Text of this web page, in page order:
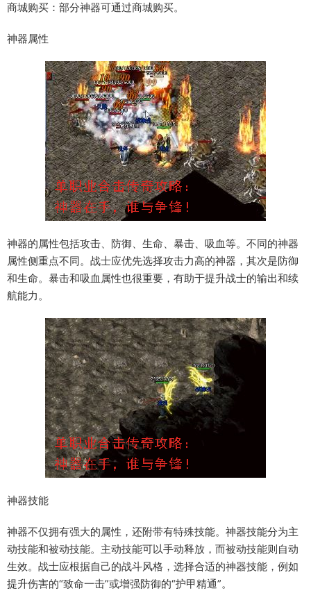
商城购买：部分神器可通过商城购买。
神器属性
神器的属性包括攻击、防御、生命、暴击、吸血等。不同的神器
属性侧重点不同。战士应优先选择攻击力高的神器，其次是防御
和生命。暴击和吸血属性也很重要，有助于提升战士的输出和续
航能力。
神器技能
神器不仅拥有强大的属性，还附带有特殊技能。神器技能分为主
动技能和被动技能。主动技能可以手动释放，而被动技能则自动
生效。战士应根据自己的战斗风格，选择合适的神器技能，例如
提升伤害的“致命一击”或增强防御的“护甲精通”。